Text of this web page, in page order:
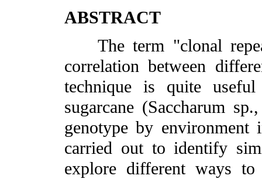
ABSTRACT
The term "clonal
correlation between
technique is quite
sugarcane (Saccharum
genotype by environment
carried out to identify
explore different ways